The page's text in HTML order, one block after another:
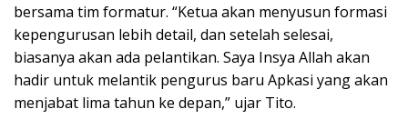
bersama tim formatur. “Ketua akan menyusun formasi
kepengurusan lebih detail, dan setelah selesai,
biasanya akan ada pelantikan. Saya Insya Allah akan
hadir untuk melantik pengurus baru Apkasi yang akan
menjabat lima tahun ke depan,” ujar Tito.